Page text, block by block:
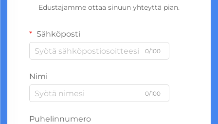
Edustajamme ottaa sinuun yhteyttä pian.
Sähköposti
0/100
Nimi
0/100
Puhelinnumero